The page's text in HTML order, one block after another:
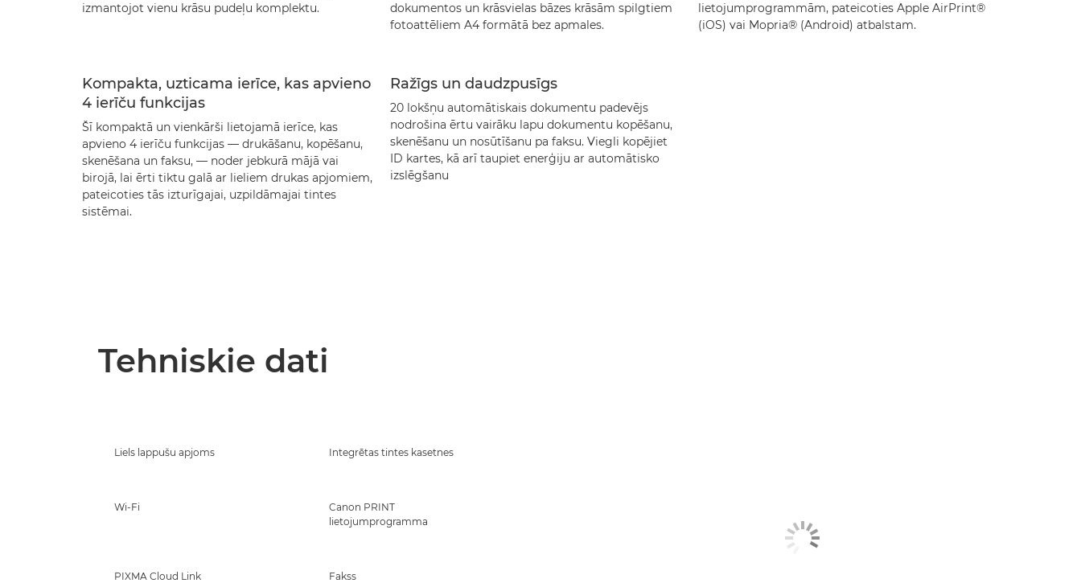
izmantojot vienu krāsu pudeļu komplektu.
dokumentos un krāsvielas bāzes krāsām spilgtiem
fotoattēliem A4 formātā bez apmales.
lietojumprogrammām, pateicoties Apple AirPrint®
(iOS) vai Mopria® (Android) atbalstam.
Kompakta, uzticama ierīce, kas apvieno
4 ierīču funkcijas
Šī kompaktā un vienkārši lietojamā ierīce, kas
apvieno 4 ierīču funkcijas — drukāšanu, kopēšanu,
skenēšana un faksu, — noder jebkurā mājā vai
birojā, lai ērti tiktu galā ar lieliem drukas apjomiem,
pateicoties tās izturīgajai, uzpildāmajai tintes
sistēmai.
Ražīgs un daudzpusīgs
20 lokšņu automātiskais dokumentu padevējs
nodrošina ērtu vairāku lapu dokumentu kopēšanu,
skenēšanu un nosūtīšanu pa faksu. Viegli kopējiet
ID kartes, kā arī taupiet enerģiju ar automātisko
izslēgšanu
Tehniskie dati
Liels lappušu apjoms Integrētas tintes kasetnes
Wi-Fi
Canon PRINT
lietojumprogramma
PIXMA Cloud Link Fakss